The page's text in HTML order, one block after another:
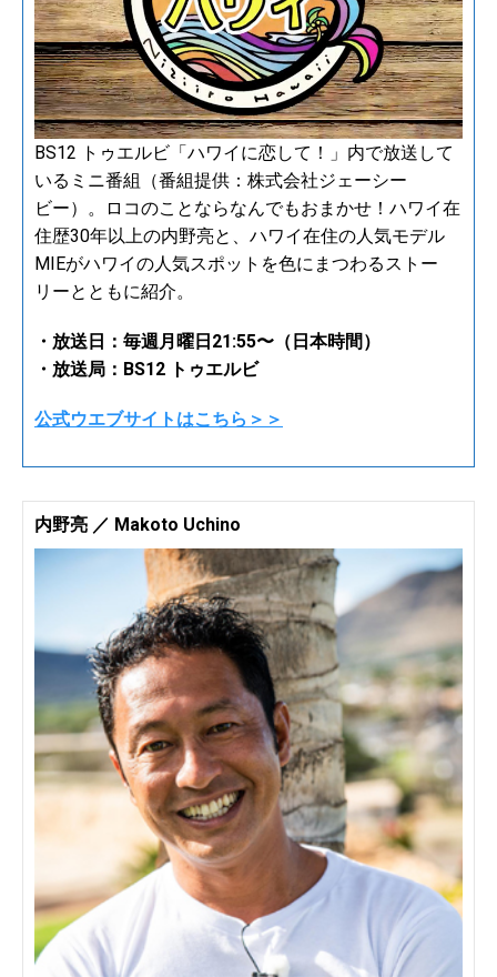
BS12 トゥエルビ「ハワイに恋して！」内で放送して
いるミニ番組（番組提供：株式会社ジェーシー
ビー）。ロコのことならなんでもおまかせ！ハワイ在
住歴30年以上の内野亮と、ハワイ在住の人気モデル
MIEがハワイの人気スポットを色にまつわるストー
リーとともに紹介。
・放送日：毎週月曜日21:55〜（日本時間）
・放送局：BS12 トゥエルビ
公式ウエブサイトはこちら＞＞
内野亮 ／ Makoto Uchino